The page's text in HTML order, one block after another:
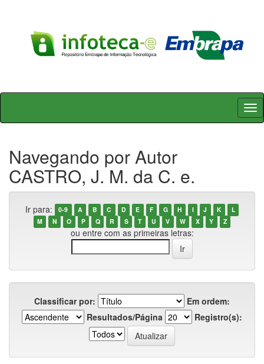
Skip
Navegando por Autor
CASTRO, J. M. da C. e.
Ir para: 0-9 A B C D E F G H I J K
L
M
N O P Q R S T U V W X Y Z
ou entre com as primeiras letras:
Classificar por:
Em ordem:
Resultados/Página
Registro(s):